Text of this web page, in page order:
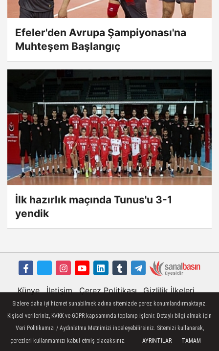
Efeler'den Avrupa Şampiyonası'na
Muhteşem Başlangıç
İlk hazırlık maçında Tunus'u 3-1
yendik
Künye İletişim Çerez Politikası Gizlilik İlkeleri
Sizlere daha iyi hizmet sunabilmek adına sitemizde çerez konumlandırmaktayız.
Kişisel verileriniz, KVKK ve GDPR kapsamında toplanıp işlenir. Detaylı bilgi almak için
Veri Politikamızı / Aydınlatma Metnimizi inceleyebilirsiniz. Sitemizi kullanarak,
çerezleri kullanmamızı kabul etmiş olacaksınız.
AYRINTILAR TAMAM